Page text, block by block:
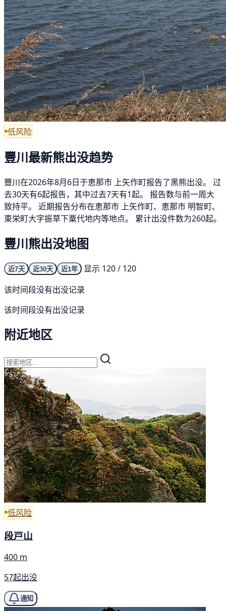
低风险
豐川最新熊出没趋势
豐川在2026年8月6日于恵那市 上矢作町报告了黑熊出没。 过
去30天有6起报告，其中过去7天有1起。 报告数与前一周大
致持平。 近期报告分布在恵那市 上矢作町、恵那市 明智町、
東栄町大字振草下粟代地内等地点。 累计出没件数为260起。
豐川熊出没地图
近7天 近30天 近1年
显示 120 / 120
该时间段没有出没记录
该时间段没有出没记录
附近地区
低风险
段戸山
400 m
57起出没
通知